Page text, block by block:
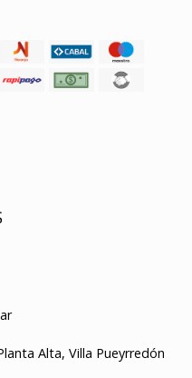
Alta, Villa Pueyrredón